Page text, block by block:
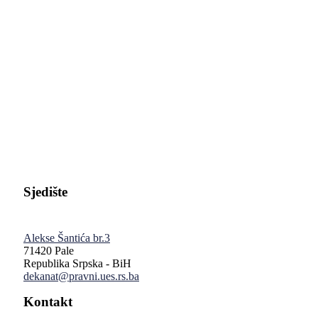
Sjedište
Alekse Šantića br.3
71420 Pale
Republika Srpska - BiH
dekanat@pravni.ues.rs.ba
Kontakt